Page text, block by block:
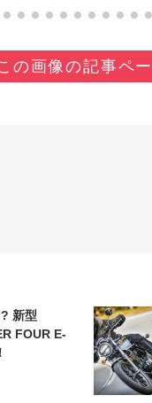
の画像の記事ペ
新型
FOUR E-